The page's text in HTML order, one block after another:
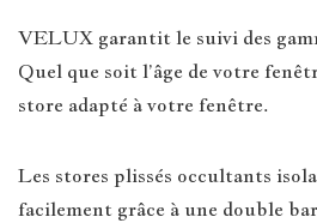
VELUX garantit le suivi des
Quel que soit l’âge de votre
store adapté à votre fenêtre.
Les stores plissés occultants
facilement grâce à une double